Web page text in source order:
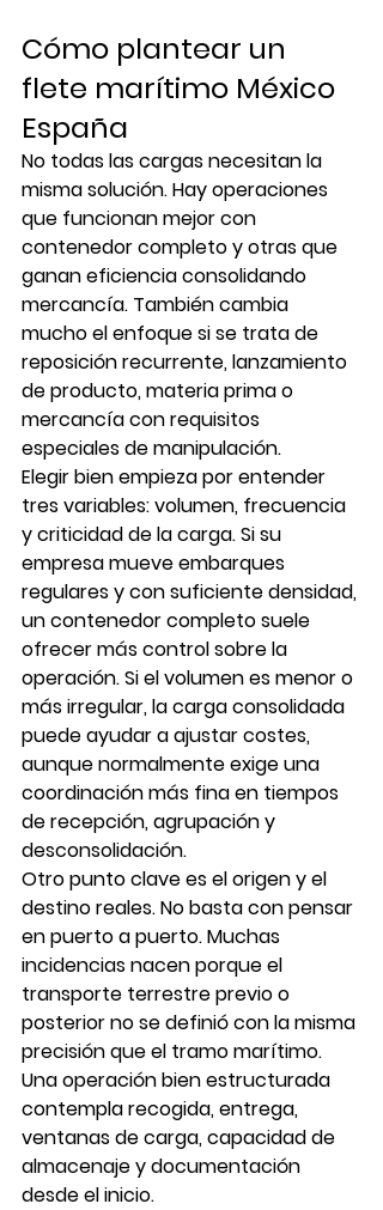
Cómo plantear un
flete marítimo México
España
No todas las cargas necesitan la
misma solución. Hay operaciones
que funcionan mejor con
contenedor completo y otras que
ganan eficiencia consolidando
mercancía. También cambia
mucho el enfoque si se trata de
reposición recurrente, lanzamiento
de producto, materia prima o
mercancía con requisitos
especiales de manipulación.
Elegir bien empieza por entender
tres variables: volumen, frecuencia
y criticidad de la carga. Si su
empresa mueve embarques
regulares y con suficiente densidad,
un contenedor completo suele
ofrecer más control sobre la
operación. Si el volumen es menor o
más irregular, la carga consolidada
puede ayudar a ajustar costes,
aunque normalmente exige una
coordinación más fina en tiempos
de recepción, agrupación y
desconsolidación.
Otro punto clave es el origen y el
destino reales. No basta con pensar
en puerto a puerto. Muchas
incidencias nacen porque el
transporte terrestre previo o
posterior no se definió con la misma
precisión que el tramo marítimo.
Una operación bien estructurada
contempla recogida, entrega,
ventanas de carga, capacidad de
almacenaje y documentación
desde el inicio.